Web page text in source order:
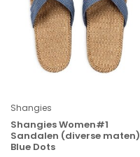
Shangies
Shangies Women#1
Sandalen (diverse maten)
Blue Dots